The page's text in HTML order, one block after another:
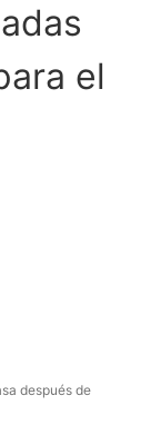
el
después de